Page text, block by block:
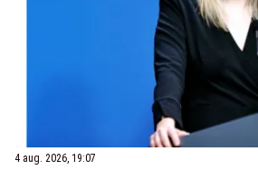
4 aug. 2026, 19:07